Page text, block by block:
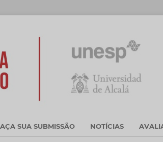
SUA SUBMISSÃO NOTÍCIAS